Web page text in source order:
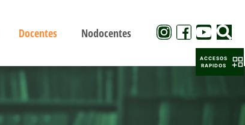
Docentes Nodocentes
ACCESOS
RAPIDOS